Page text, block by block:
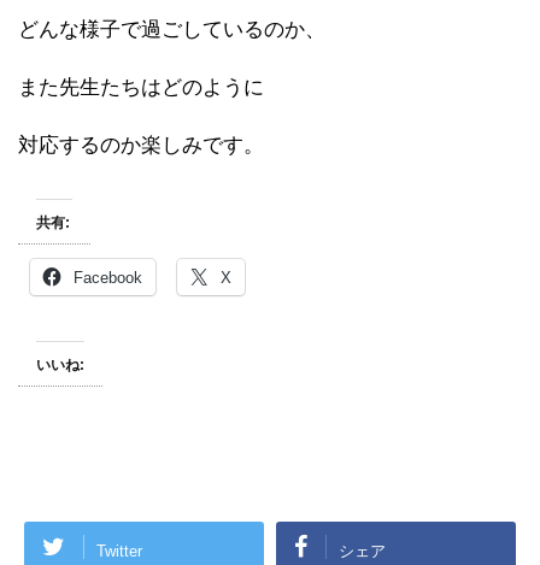
どんな様子で過ごしているのか、
また先生たちはどのように
対応するのか楽しみです。
共有:
Facebook X
いいね:
Twitter シェア